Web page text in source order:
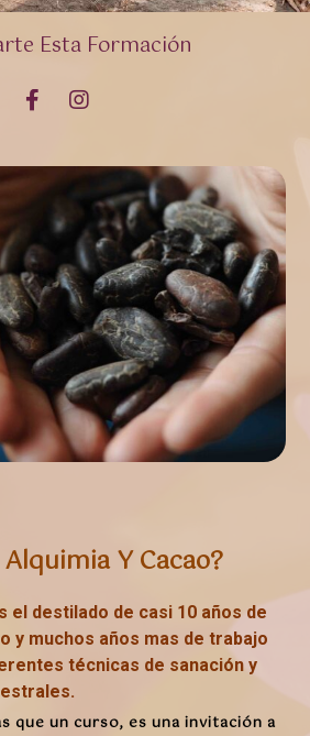
Esta Formación
Alquimia Y Cacao?
el destilado de casi 10 años de
y muchos años mas de trabajo
técnicas de sanación y
que un curso, es una invitación a